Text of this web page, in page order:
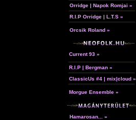
Orridge | Napok Romjai »
R.I.P Orridge | L.T.S »
Orcsik Roland »
Current 93 »
R.I.P | Bergman »
ClassicUs #4 | mix|cloud »
Morgue Ensemble »
Hamarosan... »